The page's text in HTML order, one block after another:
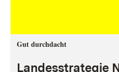
Gut durchdacht
Landesstrategie